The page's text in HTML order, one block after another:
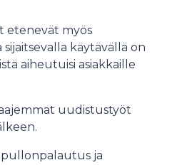
etenevät myös
käytävällä on
aiheutuisi asiakkaille
uudistustyöt
pullonpalautus ja